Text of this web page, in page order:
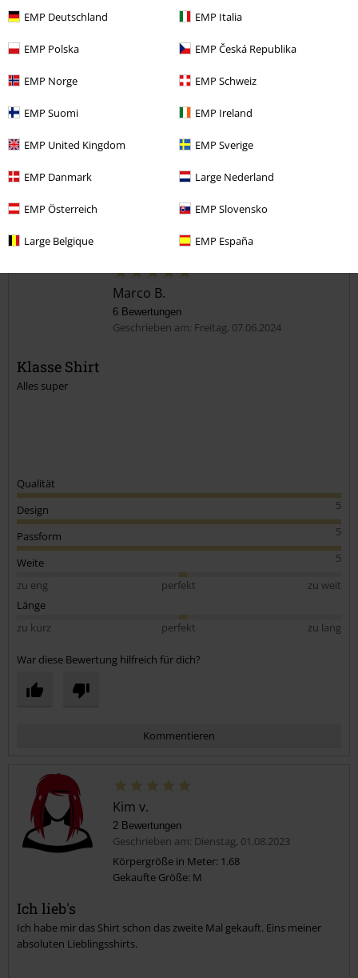
EMP Deutschland EMP Italia
EMP Polska EMP Česká Republika
EMP Norge EMP Schweiz
EMP Suomi EMP Ireland
EMP United Kingdom EMP Sverige
EMP Danmark Large Nederland
EMP Österreich EMP Slovensko
Large Belgique EMP España
Passform
Weite
zu eng
perfekt
Länge
zu kurz
perfekt
War diese Bewertung hilfreich für dich?
Kommentar jetzt abschicken!
Marco B.
6 Bewertungen
Geschrieben am: Freitag, 07.06.2024
Klasse Shirt
Alles super
Qualität
5
Design
5
Passform
5
Weite
zu eng
perfekt
zu weit
Länge
zu kurz
perfekt zu lang
War diese Bewertung hilfreich für dich?
Kommentieren
Kommentar jetzt abschicken!
Kim v.
2 Bewertungen
Geschrieben am: Dienstag, 01.08.2023
Körpergröße in Meter: 1.68
Gekaufte Größe: M
Ich lieb's
Ich habe mir das Shirt schon das zweite Mal gekauft. Eins meiner
absoluten Lieblingsshirts.